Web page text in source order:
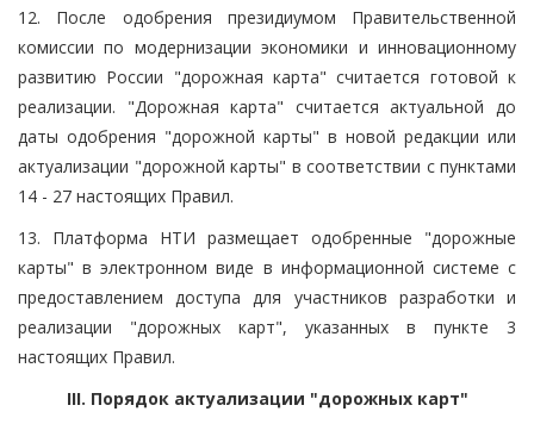
12. После одобрения президиумом Правительственной
комиссии по модернизации экономики и инновационному
развитию России "дорожная карта" считается готовой к
реализации. "Дорожная карта" считается актуальной до
даты одобрения "дорожной карты" в новой редакции или
актуализации "дорожной карты" в соответствии с пунктами
14 - 27 настоящих Правил.
13. Платформа НТИ размещает одобренные "дорожные
карты" в электронном виде в информационной системе с
предоставлением доступа для участников разработки и
реализации "дорожных карт", указанных в пункте 3
настоящих Правил.
III. Порядок актуализации "дорожных карт"